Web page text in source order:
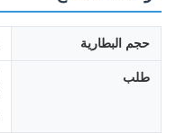
حجم البطارية
طلب